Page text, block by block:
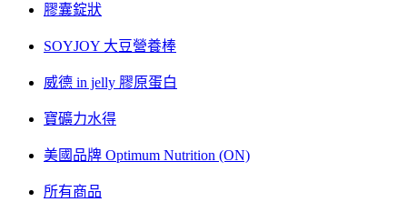
膠囊錠狀
SOYJOY 大豆營養棒
威德 in jelly 膠原蛋白
寶礦力水得
美國品牌 Optimum Nutrition (ON)
所有商品